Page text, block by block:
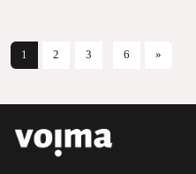
Artikkelien selaus
1 2 3 6 »